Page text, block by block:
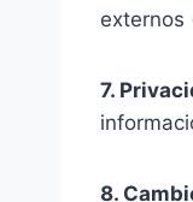
externos
7.
8.